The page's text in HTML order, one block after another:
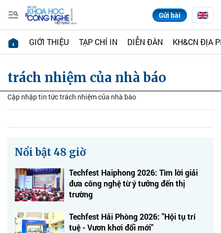
Gửi bài
GIỚI THIỆU TẠP CHÍ IN DIỄN ĐÀN KH&CN ĐỊA
trách nhiệm của nhà báo
Cập nhập tin tức trách nhiệm của nhà báo
Nổi bật 48 giờ
Techfest Haiphong 2026: Tìm lời giải
đưa công nghệ từ ý tưởng đến thị
trường
Techfest Hải Phòng 2026: "Hội tụ trí
tuệ - Vươn khơi đổi mới"